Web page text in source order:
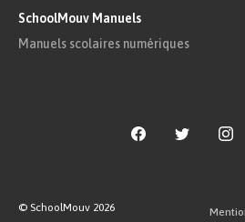
SchoolMouv Manuels
Manuels scolaires numériques
© SchoolMouv 2026